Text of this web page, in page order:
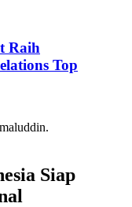
Raih
Top
Siap